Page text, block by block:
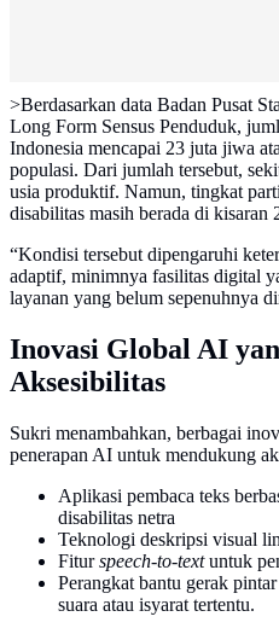
>Berdasarkan data Badan Pusat
Long Form Sensus Penduduk,
Indonesia mencapai 23 juta jiwa
populasi. Dari jumlah tersebut,
usia produktif. Namun, tingkat
disabilitas masih berada di kisaran
“Kondisi tersebut dipengaruhi
adaptif, minimnya fasilitas digital
layanan yang belum sepenuhnya
Inovasi Global AI
Aksesibilitas
Sukri menambahkan, berbagai
penerapan AI untuk mendukung
Aplikasi pembaca teks
disabilitas netra
Teknologi deskripsi visual
Fiturspeech-to-textuntuk
Perangkat bantu gerak
suara atau isyarat tertentu.